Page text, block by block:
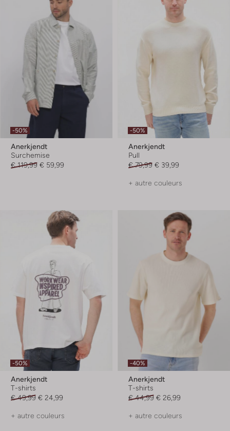
-50%
Anerkjendt
Surchemise
€ 119,99 € 59,99
-50%
Anerkjendt
Pull
€ 79,99 € 39,99
+ autre couleurs
-50%
Anerkjendt
T-shirts
€ 49,99 € 24,99
+ autre couleurs
-40%
Anerkjendt
T-shirts
€ 44,99 € 26,99
+ autre couleurs